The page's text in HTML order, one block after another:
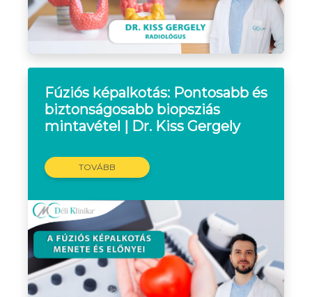
Fúziós képalkotás: Pontosabb és
biztonságosabb biopsziás
mintavétel | Dr. Kiss Gergely
TOVÁBB